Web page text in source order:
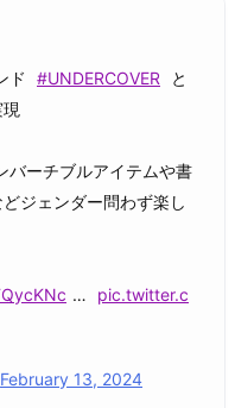
ド
#UNDERCOVER
と
現
バーチブルアイテムや書
ジェンダー問わず楽し
…
pic.twitter.c
February 13, 2024